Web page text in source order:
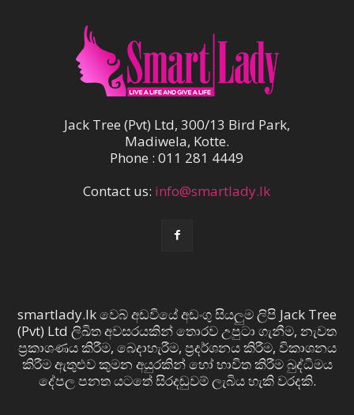
Jack Tree (Pvt) Ltd, 300/13 Bird Park,
Madiwela, Kotte.
Phone : 011 281 4449
Contact us: info@smartlady.lk
smartlady.lk වෙබ් අඩවියේ අඩංගු සියලුම ලිපි Jack Tree
(Pvt) Ltd ලිඛිත අවසරයකින් තොරව උපුටා ගැනීම, නැවත
ප්‍රකාශණය කිරීම, බෙදාහැරීම, ප්‍රදර්ශනය කිරීම, විකාශනය
කිරීම ඇතුළුව කුමන අයුරකින් හෝ භාවිත කිරීම බුද්ධිමය
දේපල පනත යටතේ සිරදඬුවම් ලැබිය හැකි වරදකි.